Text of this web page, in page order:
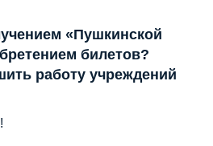
«Пушкинской
билетов?
работу учреждений